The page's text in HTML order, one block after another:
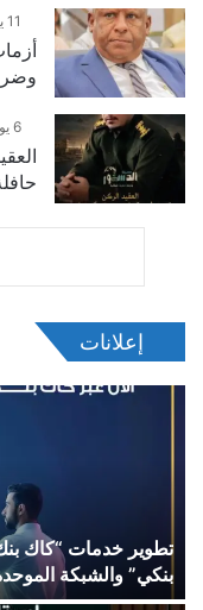
11 يوليو، 2026
6 يوليو، 2026
إعلانات
تطوير خدمات “كاك
بنكي” والشبكة